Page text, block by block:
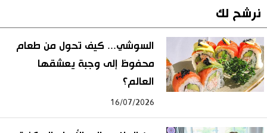
نرشح لك
السوشي... كيف تحول من طعام
محفوظ إلى وجبة يعشقها
العالم؟
16/07/2026